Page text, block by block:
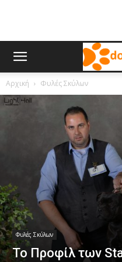
Αρχική Φυλές Σκύλων
Φυλές Σκύλων
Το Προφίλ των